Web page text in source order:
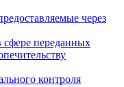
через
сфере переданных
контроля